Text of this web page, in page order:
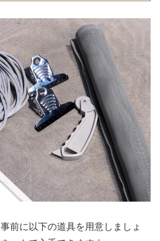
前に以下の道具を用意しましょ